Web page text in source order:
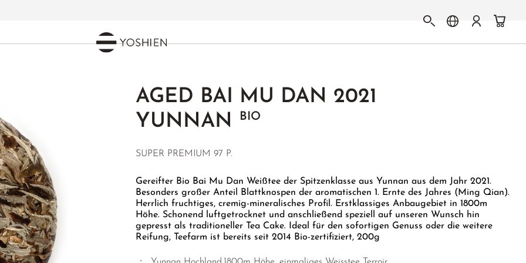
AGED BAI MU DAN 2021
YUNNAN
BIO
SUPER PREMIUM 97 P.
Gereifter Bio Bai Mu Dan Weißtee der Spitzenklasse aus Yunnan aus dem Jahr 2021.
Besonders großer Anteil Blattknospen der aromatischen 1. Ernte des Jahres (Ming Qian).
Herrlich fruchtiges, cremig-mineralisches Profil. Erstklassiges Anbaugebiet in 1800m
Höhe. Schonend luftgetrocknet und anschließend speziell auf unseren Wunsch hin
gepresst als traditioneller Tea Cake. Ideal für den sofortigen Genuss oder die weitere
Reifung, Teefarm ist bereits seit 2014 Bio-zertifiziert, 200g